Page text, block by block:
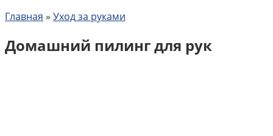
Главная » Уход за руками
Домашний пилинг для рук